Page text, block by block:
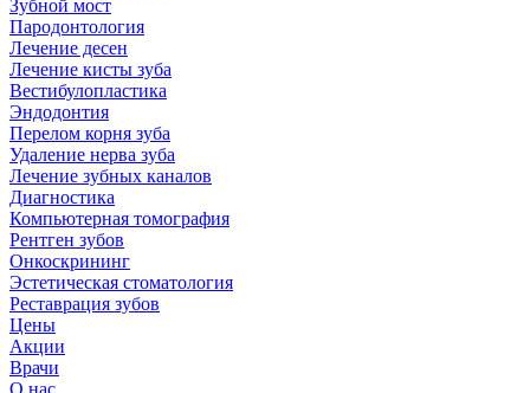
Зубной мост
Пародонтология
Лечение десен
Лечение кисты зуба
Вестибулопластика
Эндодонтия
Перелом корня зуба
Удаление нерва зуба
Лечение зубных каналов
Диагностика
Компьютерная томография
Рентген зубов
Онкоскрининг
Эстетическая стоматология
Реставрация зубов
Цены
Акции
Врачи
О нас